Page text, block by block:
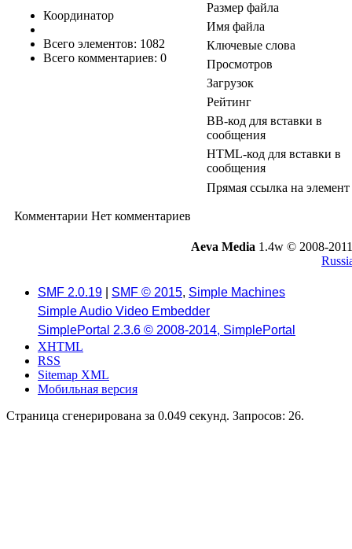
Координатор
Всего элементов: 1082
Всего комментариев: 0
Размер файла
Имя файла
Ключевые слова
Просмотров
Загрузок
Рейтинг
BB-код для вставки в
сообщения
HTML-код для вставки в
сообщения
Прямая ссылка на элемент
Комментарии Нет комментариев
Aeva Media 1.4w © 2008-
SMF 2.0.19 SMF © 2015, Simple Machines
Simple Audio Video Embedder
SimplePortal 2.3.6 © 2008-2014, SimplePortal
XHTML
RSS
Sitemap XML
Мобильная версия
Страница сгенерирована за 0.049 секунд. Запросов: 26.